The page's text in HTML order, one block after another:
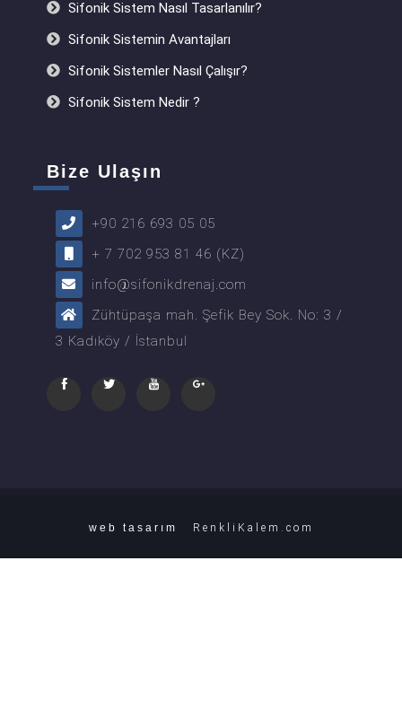
Sifonik Sistem Nasıl Tasarlanılır?
Sifonik Sistemin Avantajları
Sifonik Sistemler Nasıl Çalışır?
Sifonik Sistem Nedir ?
Bize Ulaşın
+90 216 693 05 05
+ 7 702 953 81 46 (KZ)
info@sifonikdrenaj.com
Zühtüpaşa mah. Şefik Bey Sok. No: 3 /
3 Kadıköy / İstanbul
web tasarım RenkliKalem.com